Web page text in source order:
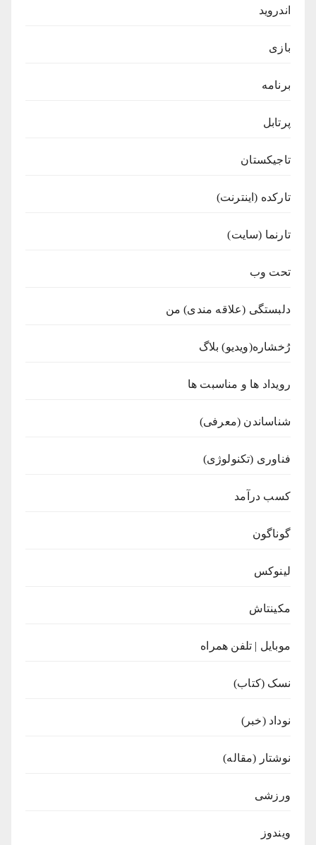
اندروید
بازی
برنامه
پرتابل
تاجیکستان
تارکده (اینترنت)
تارنما (سایت)
تحت وب
دلبستگی (علاقه مندی) من
رُخشاره(ویدیو) بلاگ
رویداد ها و مناسبت ها
شناساندن (معرفی)
فناوری (تکنولوژی)
کسب درآمد
گوناگون
لینوکس
مکینتاش
موبایل | تلفن همراه
نسک (کتاب)
نوداد (خبر)
نوشتار (مقاله)
ورزشی
ویندوز